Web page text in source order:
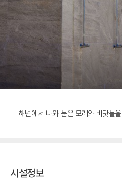
해변에서 나와 묻은 모래와 바닷물
시설정보